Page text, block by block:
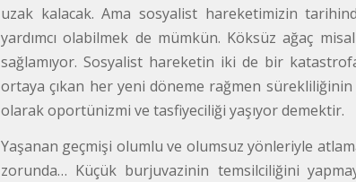
uzak kalacak. Ama sosyalist hareketimizin
yardımcı olabilmek de mümkün. Köksüz ağaç
sağlamıyor. Sosyalist hareketin iki de bir
ortaya çıkan her yeni döneme rağmen
olarak oportünizmi ve tasfiyeciliği yaşıyor demektir.
Yaşanan geçmişi olumlu ve olumsuz yönleriyle
zorunda… Küçük burjuvazinin temsilciliğini